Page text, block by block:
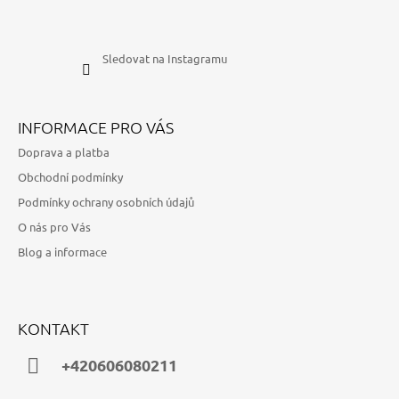
Sledovat na Instagramu
INFORMACE PRO VÁS
Doprava a platba
Obchodní podmínky
Podmínky ochrany osobních údajů
O nás pro Vás
Blog a informace
KONTAKT
+420606080211